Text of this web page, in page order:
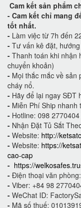
Cam kết sản phẩm
- Cam kết chỉ mang
tốt nhất.
- Làm việc từ 7h đến
- Tư vấn kê đặt,
- Thanh toán khi nhận
chuyển khoản)
- Mọi thắc mắc về sản
cháy nổ.
- Hãy để lại ngay SĐT
- Miễn Phí Ship
- Hotline: 098
- Nhận Đặt Tủ Sắt
- Website: http://
- Website: https://
cao-cap
- https://
- Điện thoại văn
- Viber: +84 98
- WeChat ID:
- Mã số thuế: